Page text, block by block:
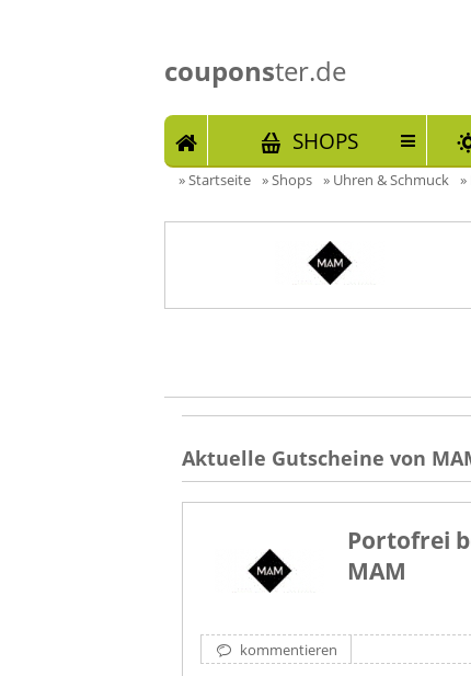
couponster.de
START SHOPS
»Startseite »Shops » Uhren & Schmuck »
Aktuelle Gutscheine von
Portofrei
MAM
kommentieren